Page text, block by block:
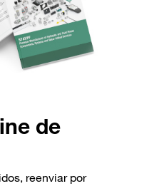
de
reenviar por